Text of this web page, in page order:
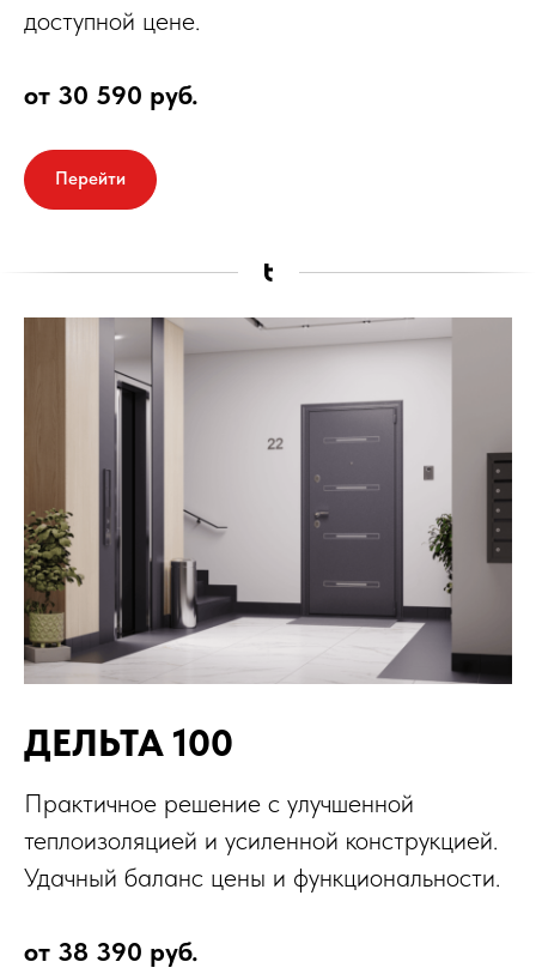
доступной цене.
от 30 590 руб.
Перейти
ДЕЛЬТА 100
Практичное решение с улучшенной
теплоизоляцией и усиленной конструкцией.
Удачный баланс цены и функциональности.
от 38 390 руб.